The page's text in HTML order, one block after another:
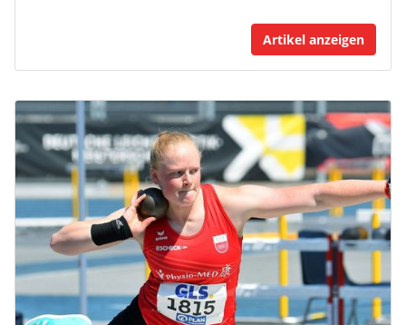
Artikel anzeigen